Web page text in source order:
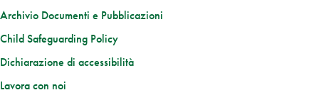
Archivio Documenti e Pubblicazioni
Child Safeguarding Policy
Dichiarazione di accessibilità
Lavora con noi